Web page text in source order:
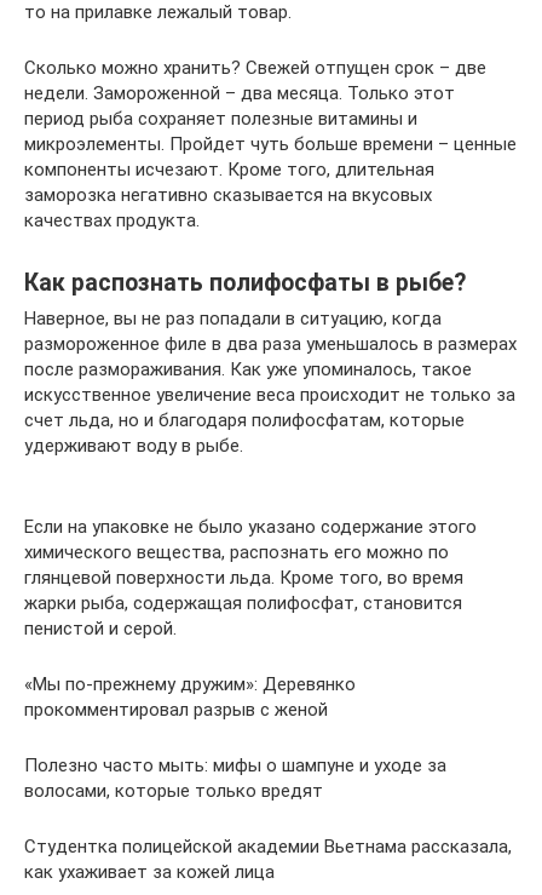
то на прилавке лежалый товар.
Сколько можно хранить? Свежей отпущен срок – две
недели. Замороженной – два месяца. Только этот
период рыба сохраняет полезные витамины и
микроэлементы. Пройдет чуть больше времени – ценные
компоненты исчезают. Кроме того, длительная
заморозка негативно сказывается на вкусовых
качествах продукта.
Как распознать полифосфаты в рыбе?
Наверное, вы не раз попадали в ситуацию, когда
размороженное филе в два раза уменьшалось в размерах
после размораживания. Как уже упоминалось, такое
искусственное увеличение веса происходит не только за
счет льда, но и благодаря полифосфатам, которые
удерживают воду в рыбе.
Если на упаковке не было указано содержание этого
химического вещества, распознать его можно по
глянцевой поверхности льда. Кроме того, во время
жарки рыба, содержащая полифосфат, становится
пенистой и серой.
«Мы по-прежнему дружим»: Деревянко
прокомментировал разрыв с женой
Полезно часто мыть: мифы о шампуне и уходе за
волосами, которые только вредят
Студентка полицейской академии Вьетнама рассказала,
как ухаживает за кожей лица